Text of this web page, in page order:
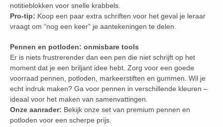
notitieblokken voor snelle krabbels.
Pro-tip: Koop een paar extra schriften voor het geval je leraar
vraagt om “nog een keer” je aantekeningen te delen.
Pennen en potloden: onmisbare tools
Er is niets frustrerender dan een pen die niet schrijft op het
moment dat je een briljant idee hebt. Zorg voor een goede
voorraad pennen, potloden, markeerstiften en gummen. Wil je
echt indruk maken? Ga voor pennen in verschillende kleuren –
ideaal voor het maken van samenvattingen.
Onze aanrader: Bekijk onze set van premium pennen en
potloden voor een scherpe prijs.